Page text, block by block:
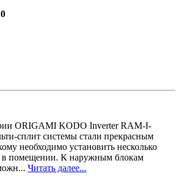
ORIGAMI KODO Inverter RAM-I-
сплит системы стали прекрасным
необходимо установить несколько
в помещении. К наружным блокам
Читать далее...